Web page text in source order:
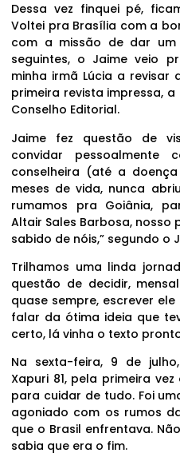
Dessa vez finquei pé,
Voltei pra Brasília com a
com a missão de dar um
seguintes, o Jaime veio
minha irmã Lúcia a revisar
primeira revista impressa,
Conselho Editorial.
Jaime fez questão de
convidar pessoalmente
conselheira (até a
meses de vida, nunca
rumamos pra Goiânia,
Altair Sales Barbosa, nosso
sabido de nóis,” segundo o
Trilhamos uma linda
questão de decidir,
quase sempre, escrever
falar da ótima ideia que
certo, lá vinha o texto
Na sexta-feira, 9 de
Xapuri 81, pela primeira
para cuidar de tudo. Foi
agoniado com os rumos
que o Brasil enfrentava.
sabia que era o fim.